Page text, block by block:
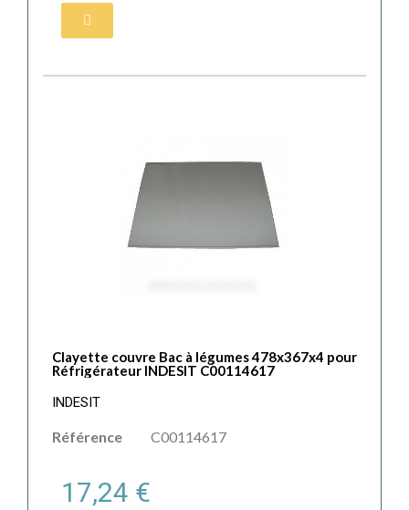
Clayette couvre Bac à légumes 478x367x4 pour
Réfrigérateur INDESIT C00114617
INDESIT
Référence C00114617
17,24 €